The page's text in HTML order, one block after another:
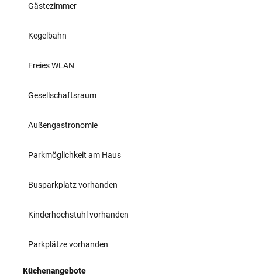
Gästezimmer
Kegelbahn
Freies WLAN
Gesellschaftsraum
Außengastronomie
Parkmöglichkeit am Haus
Busparkplatz vorhanden
Kinderhochstuhl vorhanden
Parkplätze vorhanden
Küchenangebote